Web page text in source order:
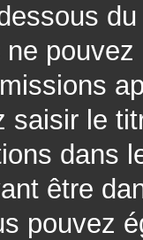
saisir le
dans
être
pouvez